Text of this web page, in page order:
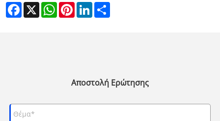
Facebook
X WhatsAppPinterestLinkedIn
Αποστολή Ερώτησης